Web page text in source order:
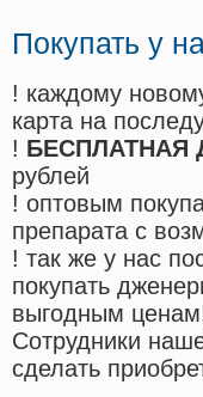
Покупать у
! каждому
карта на
! БЕСПЛАТНАЯ
рублей
! оптовым
препарата с
! так же у нас
покупать
выгодным
Cотрудники
сделать